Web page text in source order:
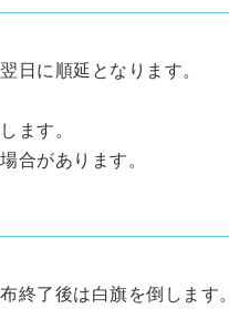
日に順延となります。
ます。
合があります。
終了後は白旗を倒します。